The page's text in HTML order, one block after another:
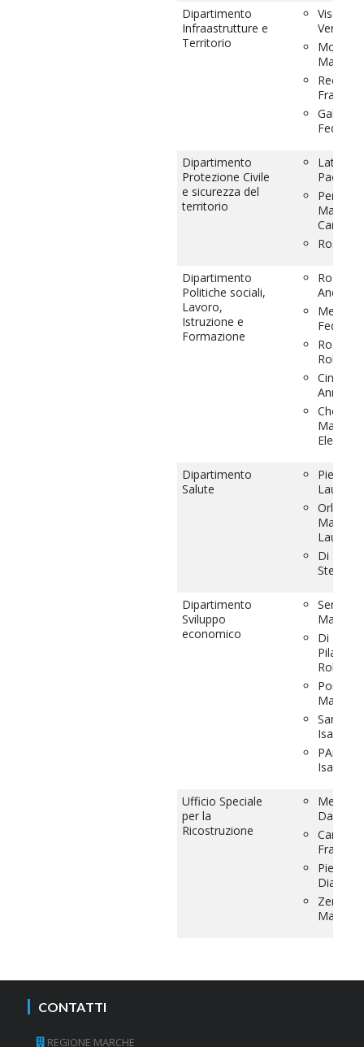
Dipartimento
Infraastrutture e
Territorio
Viscardi
Veronica
Moroni
Matteo
Federica
Dipartimento
Protezione Civile
e sicurezza del
territorio
Latini
Paola
Perelli
Maria
Carla
Rossi
Dipartimento
Politiche sociali,
Lavoro,
Istruzione e
Formazione
Rossi
Andrea
Messi
Federica
Rosi
Roberta
Annalisa
Maria
Elena
Dipartimento
Salute
Pietrella
Laura
Orlandi
Maria
Laura
Di
Stella
Dipartimento
Sviluppo
economico
Serresi
Di Fede
Pilato
Roberto
Poiani
Marta
Santoni
Isabella
PArrucci
Isabella
Ufficio Speciale
per la
Ricostruzione
Mecozzi
Daniela
Camacci
Pierdicca
Diana
Zerani
Marco
CONTATTI
REGIONE MARCHE